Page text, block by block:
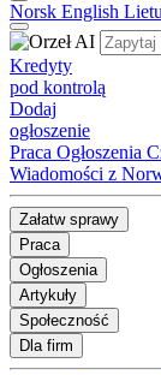
Norsk English
Kredyty
pod kontrolą
Dodaj
ogłoszenie
Praca Ogłoszenia
Wiadomości z
Załatw sprawy
Praca
Ogłoszenia
Artykuły
Społeczność
Dla firm